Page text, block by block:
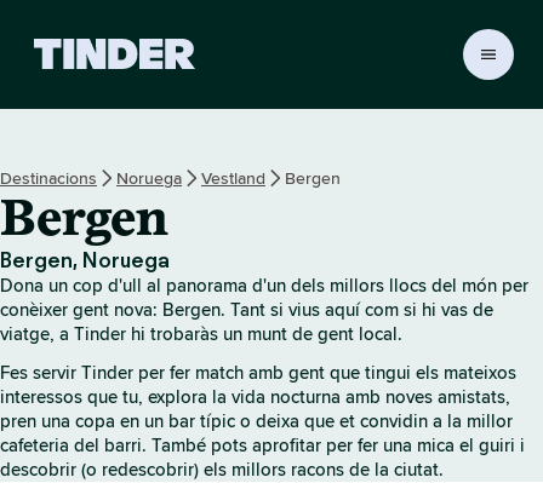
r
c
i
Destinacions Noruega Vestland Bergen
Bergen
Bergen, Noruega
Dona un cop d'ull al panorama d'un dels millors llocs del món per
conèixer gent nova: Bergen. Tant si vius aquí com si hi vas de
viatge, a Tinder hi trobaràs un munt de gent local.
Fes servir Tinder per fer match amb gent que tingui els mateixos
interessos que tu, explora la vida nocturna amb noves amistats,
pren una copa en un bar típic o deixa que et convidin a la millor
cafeteria del barri. També pots aprofitar per fer una mica el guiri i
descobrir (o redescobrir) els millors racons de la ciutat.